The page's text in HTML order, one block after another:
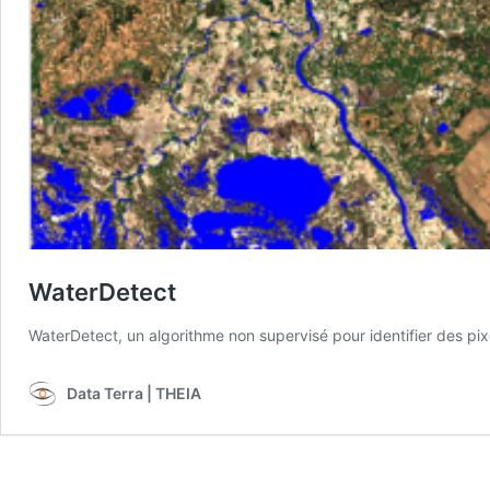
WaterDetect
WaterDetect, un algorithme non supervisé pour identifier des
Data Terra | THEIA